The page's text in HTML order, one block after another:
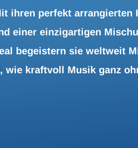
ihren perfekt arrangierten
einer einzigartigen
begeistern sie weltweit
wie kraftvoll Musik ganz